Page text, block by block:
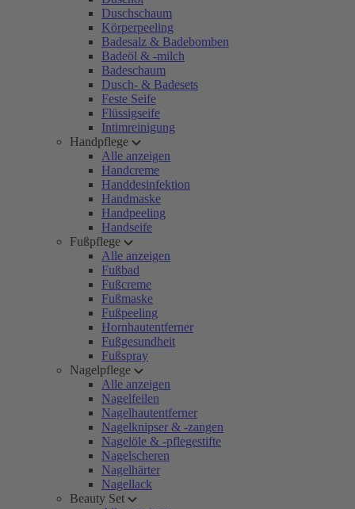
Duschschaum
Körperpeeling
Badesalz & Badebomben
Badeöl & -milch
Badeschaum
Dusch- & Badesets
Feste Seife
Flüssigseife
Intimreinigung
Handpflege
Alle anzeigen
Handcreme
Handdesinfektion
Handmaske
Handpeeling
Handseife
Fußpflege
Alle anzeigen
Fußbad
Fußcreme
Fußmaske
Fußpeeling
Hornhautentferner
Fußgesundheit
Fußspray
Nagelpflege
Alle anzeigen
Nagelfeilen
Nagelhautentferner
Nagelknipser & -zangen
Nagelöle & -pflegestifte
Nagelscheren
Nagelhärter
Nagellack
Beauty Set